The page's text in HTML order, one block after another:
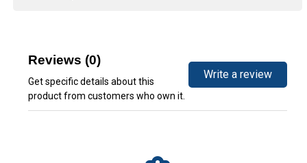
Reviews (0)
Get specific details about this
product from customers who own it.
Write a review